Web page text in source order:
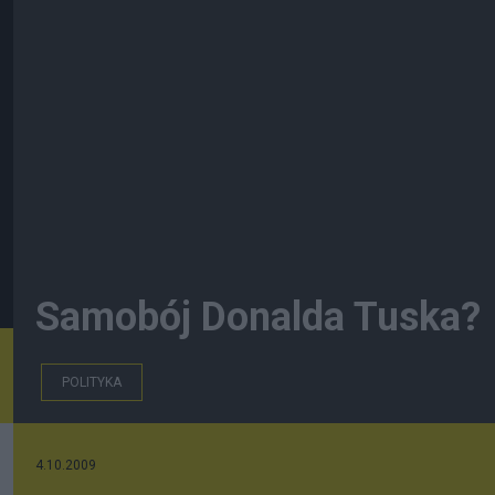
Samobój Donalda Tuska?
POLITYKA
4.10.2009